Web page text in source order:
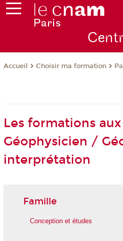
Accueil Choisir ma formation
Les formations
Géophysicien /
interprétation
Famille
Conception et études